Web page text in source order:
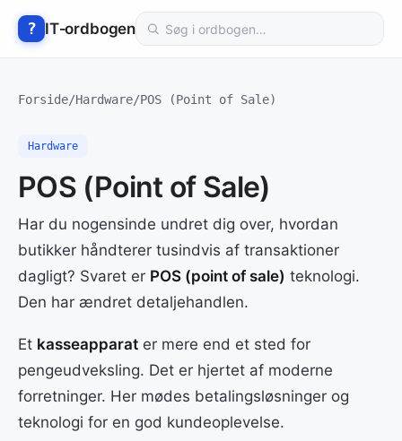
? IT‑ordbogenSøg
Forside/Hardware/POS (Point of Sale)
Hardware
POS (Point of Sale)
Har du nogensinde undret dig over, hvordan
butikker håndterer tusindvis af transaktioner
dagligt? Svaret er POS (point of sale) teknologi.
Den har ændret detaljehandlen.
Et kasseapparat er mere end et sted for
pengeudveksling. Det er hjertet af moderne
forretninger. Her mødes betalingsløsninger og
teknologi for en god kundeoplevelse.